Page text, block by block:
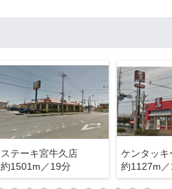
ステーキ宮牛久店
約1501m／19分
約1127m